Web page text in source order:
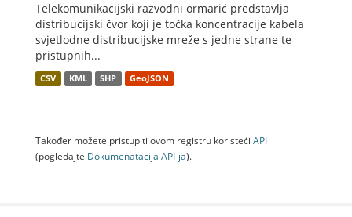
Telekomunikacijski razvodni ormarić predstavlja
distribucijski čvor koji je točka koncentracije kabela
svjetlodne distribucijske mreže s jedne strane te
pristupnih...
CSV KML SHP GeoJSON
Također možete pristupiti ovom registru koristeći API
(pogledajte Dokumenаtаcijа API-jа).